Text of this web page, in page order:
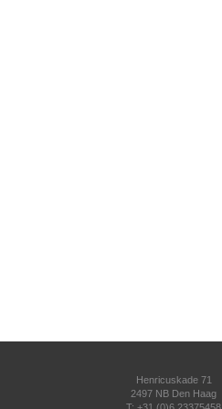
Henricuskade 71
2497 NB Den Haag